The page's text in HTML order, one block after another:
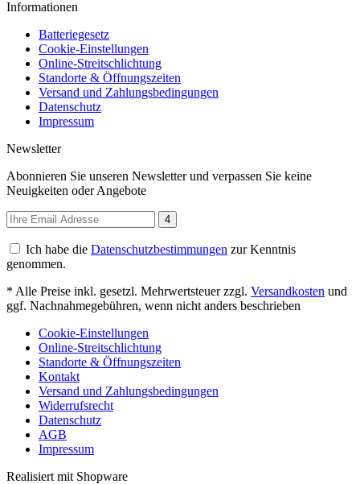
Informationen
Batteriegesetz
Cookie-Einstellungen
Online-Streitschlichtung
Standorte & Öffnungszeiten
Versand und Zahlungsbedingungen
Datenschutz
Impressum
Newsletter
Abonnieren Sie unseren Newsletter und verpassen Sie keine
Neuigkeiten oder Angebote
4
Ich habe die Datenschutzbestimmungen zur Kenntnis
genommen.
* Alle Preise inkl. gesetzl. Mehrwertsteuer zzgl. Versandkosten und
ggf. Nachnahmegebühren, wenn nicht anders beschrieben
Cookie-Einstellungen
Online-Streitschlichtung
Standorte & Öffnungszeiten
Kontakt
Versand und Zahlungsbedingungen
Widerrufsrecht
Datenschutz
AGB
Impressum
Realisiert mit Shopware